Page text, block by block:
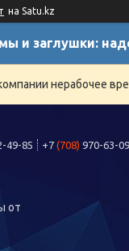
на Satu.kz
и заглушки:
нерабочее
49-85 +7 (708) 970-63-09
от